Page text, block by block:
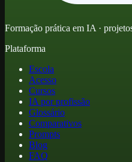
Formação prática em IA ·
Plataforma
Escola
Acesso
Cursos
IA por profissão
Glossário
Comparativos
Prompts
Blog
FAQ